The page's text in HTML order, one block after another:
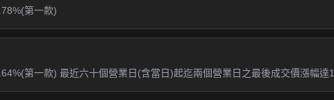
第一款)
第一款) 最近六十個營業日(含當日)起迄兩個營業日之最後成交價漲幅